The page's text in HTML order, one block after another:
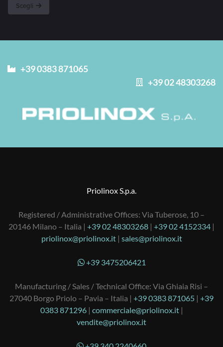
Scegli
+39 02 48303268
+39 0383 871065
Priolinox S.p.a.
Registered / Administrative Offices: Via Tuberose, 10 –
20146 Milano – Italia | +39 02 48303268 | +39 02 4152334 |
priolinox@priolinox.it| sales@priolinox.it
+39 3475206421
Manufacturing / Sales / Technical Office: Via Ghiaia Risi –
27040 Borgo Priolo – Pavia – Italia | +39 0383 871065 | +39
0383 871296| commerciale@priolinox.it|
vendite@priolinox.it